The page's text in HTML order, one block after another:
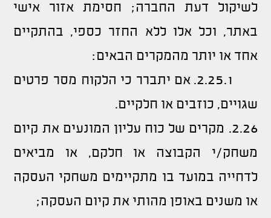
לשיקול דעת החברה; חסימת אזור אישי
באתר, וכל אלו ללא החזר כספי, בהתקיים
אחד או יותר מהמקרים הבאים:
2.25.1. אם יתברר כי הלקוח מסר פרטים
שגויים, כוזבים או חלקיים.
2.26. מקרים של כוח עליון המונעים את קיום
משחק/י הקבוצה או חלקם, או מביאים
לדחייה במועד בו מתקיימים משחקי העסקה
או משנים באופן מהותי את קיום העסקה;